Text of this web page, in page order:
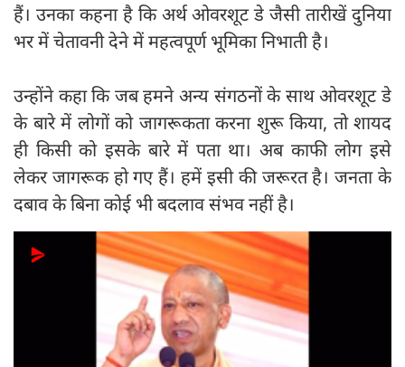
हैं। उनका कहना है कि अर्थ ओवरशूट डे जैसी तारीखें दुनिया
भर में चेतावनी देने में महत्वपूर्ण भूमिका निभाती है।
उन्होंने कहा कि जब हमने अन्य संगठनों के साथ ओवरशूट डे
के बारे में लोगों को जागरूकता करना शुरू किया, तो शायद
ही किसी को इसके बारे में पता था। अब काफी लोग इसे
लेकर जागरूक हो गए हैं। हमें इसी की जरूरत है। जनता के
दबाव के बिना कोई भी बदलाव संभव नहीं है।